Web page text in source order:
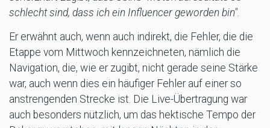
schlecht sind, dass ich ein Influencer geworden bin".
Er erwähnt auch, wenn auch indirekt, die Fehler, die die
Etappe vom Mittwoch kennzeichneten, nämlich die
Navigation, die, wie er zugibt, nicht gerade seine Stärke
war, auch wenn dies ein häufiger Fehler auf einer so
anstrengenden Strecke ist. Die Live-Übertragung war
auch besonders nützlich, um das hektische Tempo der